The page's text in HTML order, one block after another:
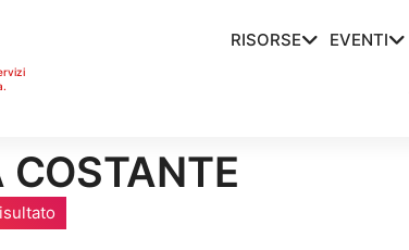
RISORSE EVENTI
COSTANTE